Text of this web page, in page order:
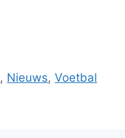
, Nieuws,Voetbal